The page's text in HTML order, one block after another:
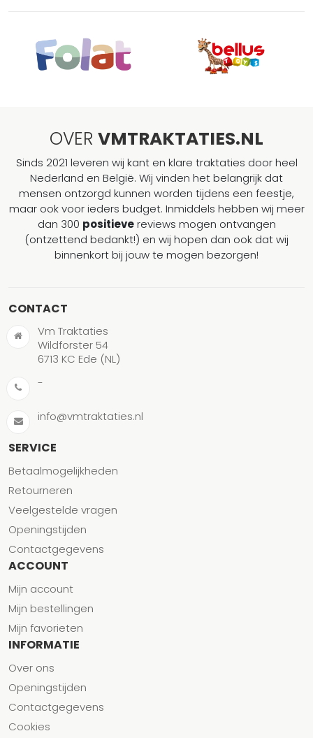
OVER VMTRAKTATIES.NL
Sinds 2021 leveren wij kant en klare traktaties door heel
Nederland en België. Wij vinden het belangrijk dat
mensen ontzorgd kunnen worden tijdens een feestje,
maar ook voor ieders budget. Inmiddels hebben wij meer
dan 300 positievereviews mogen ontvangen
(ontzettend bedankt!) en wij hopen dan ook dat wij
binnenkort bij jouw te mogen bezorgen!
CONTACT
Vm Traktaties
Wildforster 54
6713 KC Ede (NL)
-
info@vmtraktaties.nl
SERVICE
Betaalmogelijkheden
Retourneren
Veelgestelde vragen
Openingstijden
Contactgegevens
ACCOUNT
Mijn account
Mijn bestellingen
Mijn favorieten
INFORMATIE
Over ons
Openingstijden
Contactgegevens
Cookies